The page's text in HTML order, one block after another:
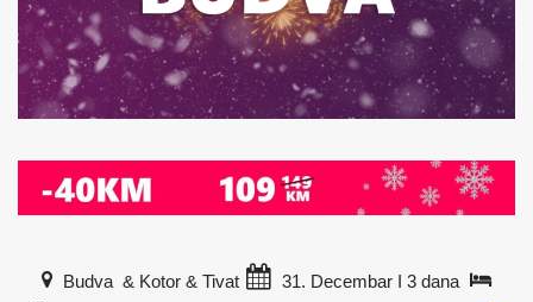
Budva & Kotor & Tivat
31. Decembar I 3 dana